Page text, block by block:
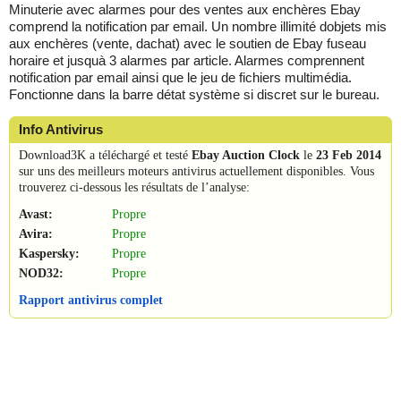
Minuterie avec alarmes pour des ventes aux enchères Ebay
comprend la notification par email. Un nombre illimité dobjets mis
aux enchères (vente, dachat) avec le soutien de Ebay fuseau
horaire et jusquà 3 alarmes par article. Alarmes comprennent
notification par email ainsi que le jeu de fichiers multimédia.
Fonctionne dans la barre détat système si discret sur le bureau.
Info Antivirus
Download3K a téléchargé et testé Ebay Auction Clock le 23 Feb 2014
sur uns des meilleurs moteurs antivirus actuellement disponibles. Vous
trouverez ci-dessous les résultats de l’analyse:
Avast:
Propre
Avira:
Propre
Kaspersky:
Propre
NOD32:
Propre
Rapport antivirus complet